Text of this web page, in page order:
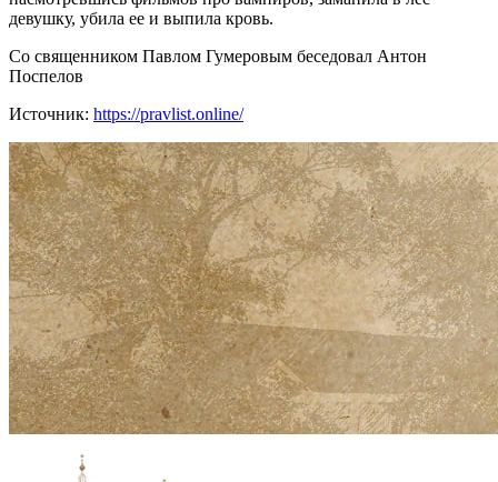
девушку, убила ее и выпила кровь.
Со священником Павлом Гумеровым беседовал Антон
Поспелов
Источник: https://pravlist.online/